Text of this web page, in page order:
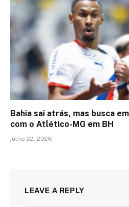
Bahia sai atrás, mas busca
com o Atlético-MG em BH
julho 22, 2026
LEAVE A REPLY